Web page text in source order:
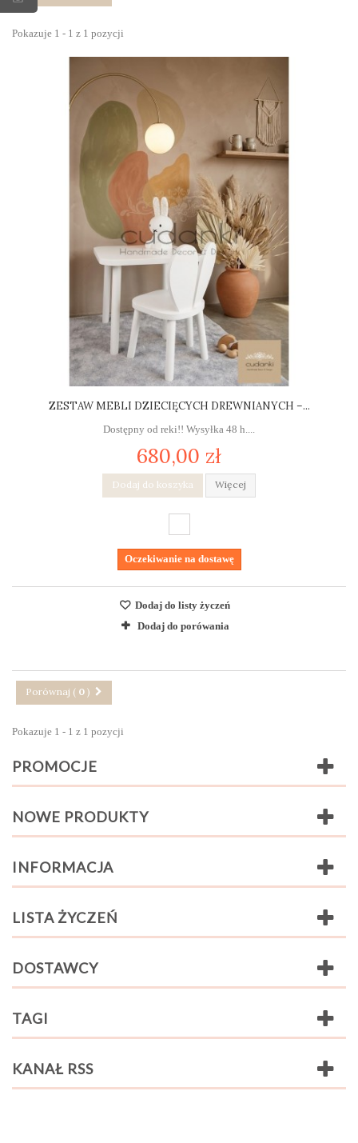
Pokazuje 1 - 1 z 1 pozycji
ZESTAW MEBLI DZIECIĘCYCH DREWNIANYCH –...
Dostępny od reki!! Wysyłka 48 h....
680,00 zł
Dodaj do koszyka Więcej
Oczekiwanie na dostawę
Dodaj do listy życzeń
Dodaj do porówania
Porównaj ( 0 )
Pokazuje 1 - 1 z 1 pozycji
PROMOCJE
NOWE PRODUKTY
INFORMACJA
LISTA ŻYCZEŃ
DOSTAWCY
TAGI
KANAŁ RSS